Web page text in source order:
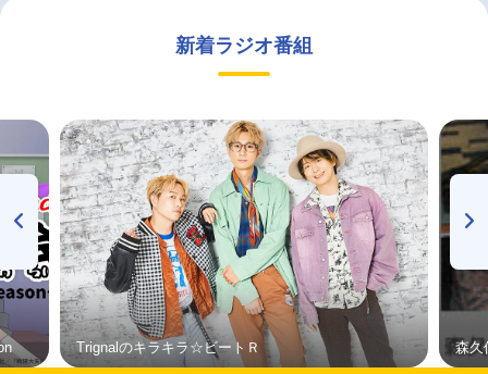
新着ラジオ番組
Trignalのキラキラ☆ビートＲ 森久